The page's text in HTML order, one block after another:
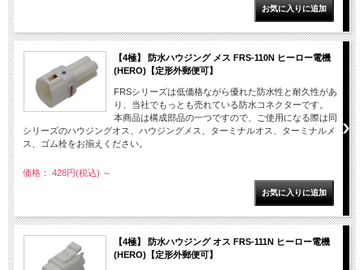
【4極】 防水ハウジング メス FRS-110N ヒーロー電機
(HERO)【定形外郵便可】
FRSシリーズは低価格ながら優れた防水性と耐久性があ
り、当社でもっとも売れている防水コネクターです。
本商品は構成部品の一つですので、ご使用になる際は同
シリーズのハウジングオス、ハウジングメス、ターミナルオス、ターミナルメ
ス、ゴム栓をお揃えください。
価格： 428円(税込) ～
【4極】 防水ハウジング オス FRS-111N ヒーロー電機
(HERO)【定形外郵便可】